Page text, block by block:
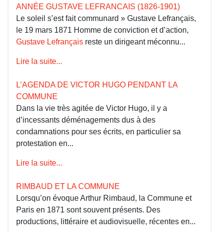
ANNÉE GUSTAVE LEFRANCAIS (1826-1901)
Le soleil s’est fait communard » Gustave Lefrançais,
le 19 mars 1871 Homme de conviction et d’action,
Gustave Lefrançais reste un dirigeant méconnu...
Lire la suite...
L’AGENDA DE VICTOR HUGO PENDANT LA
COMMUNE
Dans la vie très agitée de Victor Hugo, il y a
d’incessants déménagements dus à des
condamnations pour ses écrits, en particulier sa
protestation en...
Lire la suite...
RIMBAUD ET LA COMMUNE
Lorsqu’on évoque Arthur Rimbaud, la Commune et
Paris en 1871 sont souvent présents. Des
productions, littéraire et audiovisuelle, récentes en...